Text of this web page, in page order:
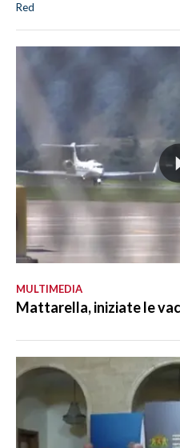
Red
MULTIMEDIA
Mattarella, iniziate le